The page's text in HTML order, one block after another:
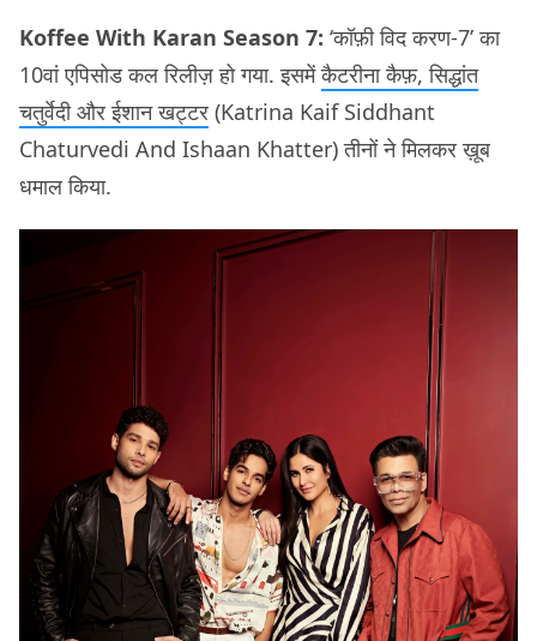
Koffee With Karan Season 7: ‘कॉफ़ी विद करण-7’ का
10वां एपिसोड कल रिलीज़ हो गया. इसमेंकैटरीना कैफ़, सिद्धांत
चतुर्वेदी और ईशान खट्टर (Katrina Kaif Siddhant
Chaturvedi And Ishaan Khatter) तीनों ने मिलकर ख़ूब
धमाल किया.